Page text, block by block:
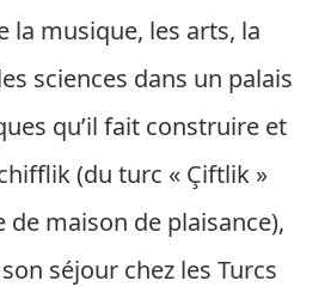
la musique, les arts, la
sciences dans un palais
qu’il fait construire et
(du turc « Çiftlik »
de maison de plaisance),
séjour chez les Turcs